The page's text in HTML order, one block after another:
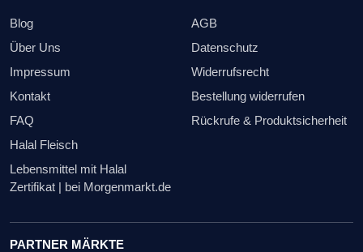
Blog
Über Uns
Impressum
Kontakt
FAQ
Halal Fleisch
Lebensmittel mit Halal
Zertifikat | bei Morgenmarkt.de
AGB
Datenschutz
Widerrufsrecht
Bestellung widerrufen
Rückrufe & Produktsicherheit
PARTNER MÄRKTE